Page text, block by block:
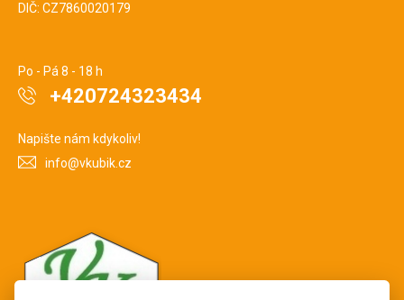
DIČ: CZ7860020179
Po - Pá 8 - 18 h
+420724323434
Napište nám kdykoliv!
info@vkubik.cz